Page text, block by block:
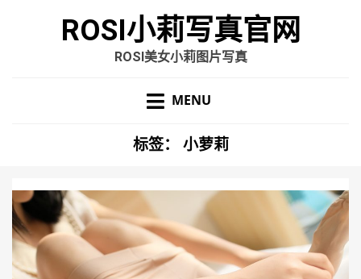
ROSI小莉写真官网
ROSI美女小莉图片写真
MENU
标签： 小萝莉